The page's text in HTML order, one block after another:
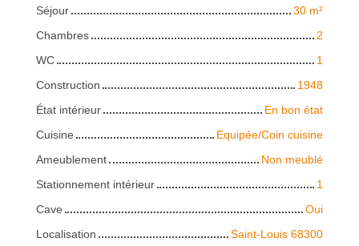
Séjour
30 m²
Chambres
2
WC
1
Construction
1948
État intérieur
En bon état
Cuisine
Equipée/Coin cuisine
Ameublement
Non meublé
Stationnement intérieur
1
Cave
Oui
Localisation
Saint-Louis 68300